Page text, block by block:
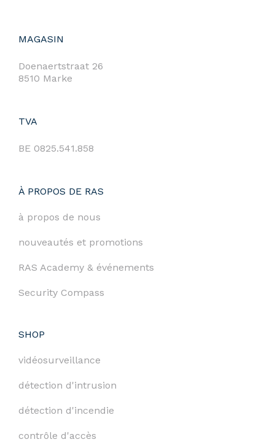
MAGASIN
Doenaertstraat 26
8510 Marke
TVA
BE 0825.541.858
À PROPOS DE RAS
à propos de nous
nouveautés et promotions
RAS Academy & événements
Security Compass
SHOP
vidéosurveillance
détection d'intrusion
détection d'incendie
contrôle d'accès